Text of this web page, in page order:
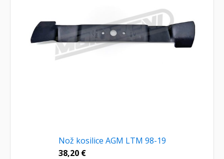
Nož kosilice AGM LTM 98-19
38,20 €